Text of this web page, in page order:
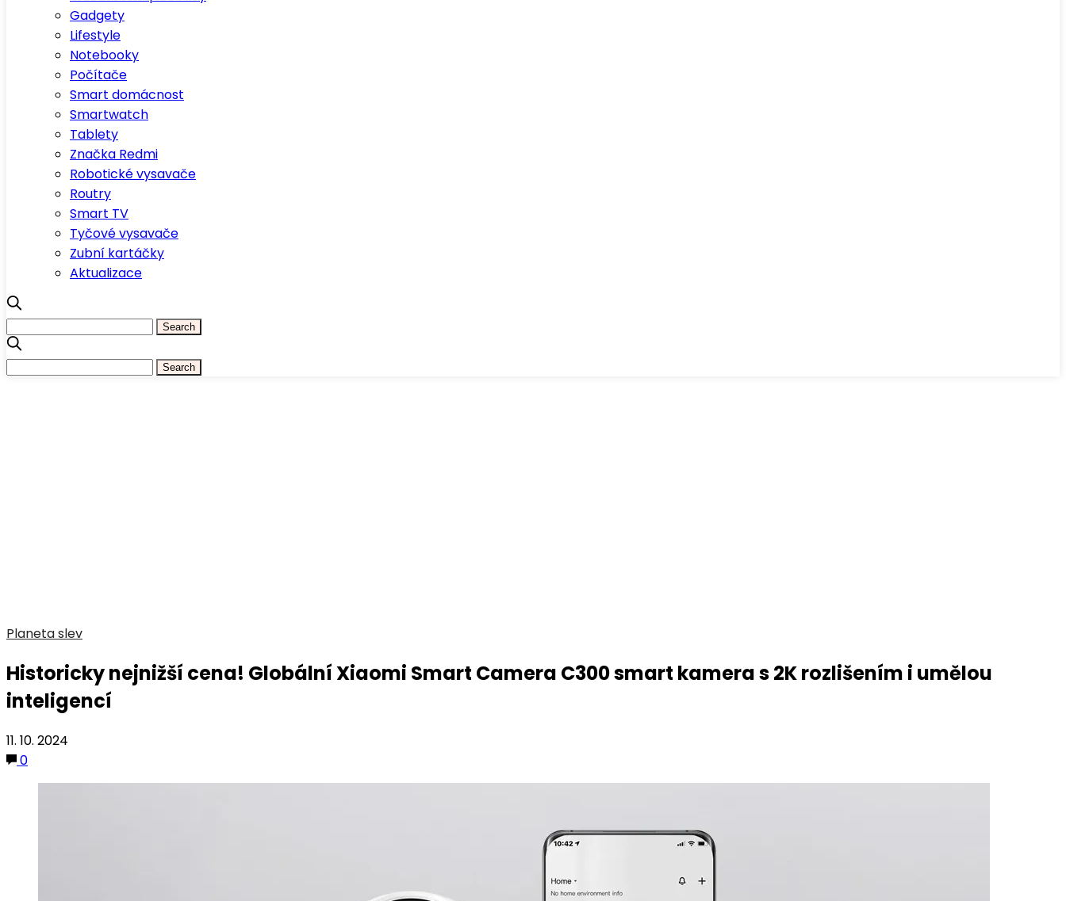
Gadgety
Lifestyle
Notebooky
Počítače
Smart domácnost
Smartwatch
Tablety
Značka Redmi
Robotické vysavače
Routry
Smart TV
Tyčové vysavače
Zubní kartáčky
Aktualizace
Planeta slev
Historicky nejnižší cena! Globální Xiaomi Smart Camera C300 smart kamera s 2K rozlišením i umělou
inteligencí
11. 10. 2024
0